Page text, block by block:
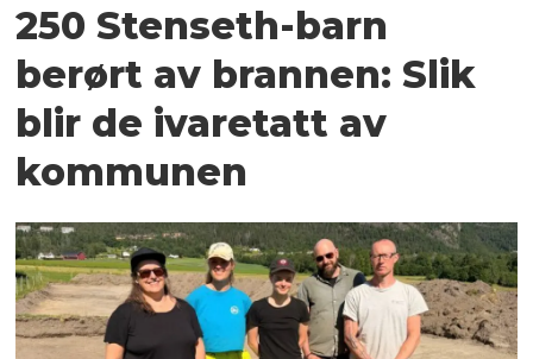
250 Stenseth-barn
berørt av brannen: Slik
blir de ivaretatt av
kommunen